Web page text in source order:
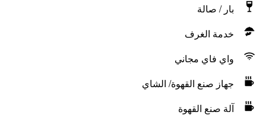
بار / صالة
خدمة الغرف
واي فاي مجاني
جهاز صنع القهوة/ الشاي
آلة صنع القهوة